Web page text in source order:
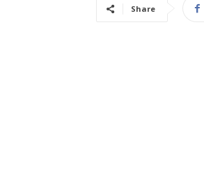
Share